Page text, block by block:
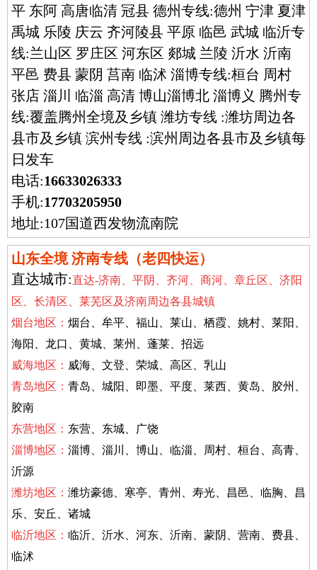
平 东阿 高唐临清 冠县 德州专线:德州 宁津 夏津
禹城 乐陵 庆云 齐河陵县 平原 临邑 武城 临沂专
线:兰山区 罗庄区 河东区 郯城 兰陵 沂水 沂南
平邑 费县 蒙阴 莒南 临沭 淄博专线:桓台 周村
张店 淄川 临淄 高清 博山淄博北 淄博义 腾州专
线:覆盖腾州全境及乡镇 潍坊专线 :潍坊周边各
县市及乡镇 滨州专线 :滨州周边各县市及乡镇每
日发车
电话:16633026333
手机:17703205950
地址:107国道西发物流南院
山东全境 济南专线（老四快运）
直达城市:直达-济南、平阴、齐河、商河、章丘区、济阳
区、长清区、莱芜区及济南周边各县城镇
烟台地区： 烟台、牟平、福山、莱山、栖霞、姚村、莱阳、
海阳、龙口、黄城、莱州、蓬莱、招远
威海地区： 威海、文登、荣城、高区、乳山
青岛地区： 青岛、城阳、即墨、平度、莱西、黄岛、胶州、
胶南
东营地区： 东营、东城、广饶
淄博地区： 淄博、淄川、博山、临淄、周村、桓台、高青、
沂源
潍坊地区： 潍坊豪德、寒亭、青州、寿光、昌邑、临胸、昌
乐、安丘、诸城
临沂地区： 临沂、沂水、河东、沂南、蒙阴、营南、费县、
临沭